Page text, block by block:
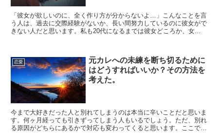
「彼女が欲しいのに、全く作り方が分からないよ…」こんなことを言
う人は、過去に交際経験がないか、長い間努力しているのに彼女がで
きない人だと思います。私も20代になるまでは彼女どころか、女友
恋愛
元カレへの未練を断ち切るために
はどうすればいいか？その方法を
考えた。
今まで大好きだった人と別れてしまうのは本当に辛いことだと思いま
す。何ヶ月経っても引きずってしまう人もいるでしょう。ただ、別れ
る原因がどちらにあるかで対応も変わってくると思います。ここで